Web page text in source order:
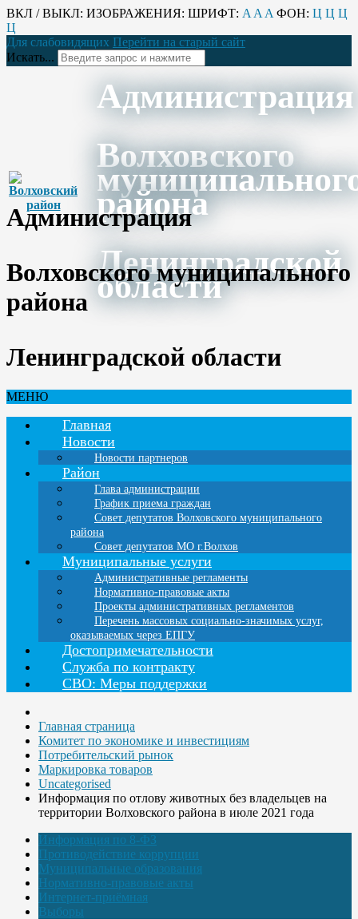
ВКЛ / ВЫКЛ: ИЗОБРАЖЕНИЯ: ШРИФТ: A A A ФОН: Ц Ц Ц
Ц
Для слабовидящих Перейти на старый сайт
Искать...
Администрация
Волховского
района
Ленинградской
области
Администрация
Волховского муниципального
района
Ленинградской области
МЕНЮ
Главная
Новости
Новости партнеров
Район
Глава администрации
График приема граждан
Совет депутатов Волховского муниципального
района
Совет депутатов МО г.Волхов
Муниципальные услуги
Административные регламенты
Нормативно-правовые акты
Проекты административных регламентов
Перечень массовых социально-значимых услуг,
оказываемых через ЕПГУ
Достопримечательности
Служба по контракту
СВО: Меры поддержки
Главная страница
Комитет по экономике и инвестициям
Потребительский рынок
Маркировка товаров
Uncategorised
Информация по отлову животных без владельцев на
территории Волховского района в июле 2021 года
Информация по 8-ФЗ
Противодействие коррупции
Муниципальные образования
Нормативно-правовые акты
Интернет-приёмная
Выборы